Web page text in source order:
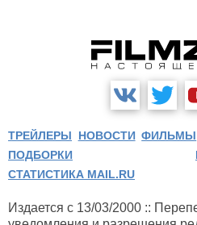
ТРЕЙЛЕРЫ НОВОСТИ ФИЛЬМЫ
ПОДБОРКИ
СТАТИСТИКА MAIL.RU
Издается с 13/03/2000 ::